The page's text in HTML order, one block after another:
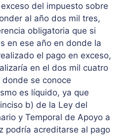
del impuesto sobre
al año dos mil tres,
obligatoria que si
en ese año en donde la
el pago en exceso,
en el dos mil cuatro
se conoce
es líquido, ya que
b) de la Ley del
y Temporal de Apoyo a
podría acreditarse al pago